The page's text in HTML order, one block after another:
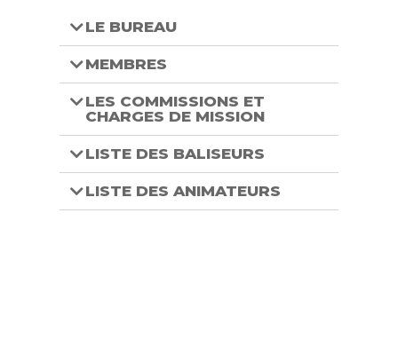
LE BUREAU
MEMBRES
LES COMMISSIONS ET
CHARGES DE MISSION
LISTE DES BALISEURS
LISTE DES ANIMATEURS